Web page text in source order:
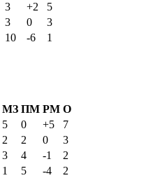
3 +2
5
3 0
3
10 -6
1
МЗ ПМ РМ О
5 0 +5
7
2 2 0
3
3 4 -1
2
1 5 -4
2